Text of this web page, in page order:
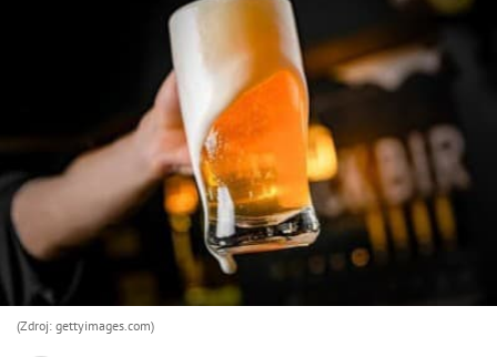
(Zdroj: gettyimages.com)